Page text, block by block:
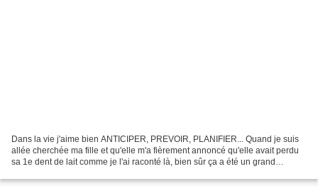
Dans la vie j'aime bien ANTICIPER, PREVOIR, PLANIFIER... Quand je suis
allée cherchée ma fille et qu'elle m'a fièrement annoncé qu'elle avait perdu
sa 1e dent de lait comme je l'ai raconté là, bien sûr ça a été un grand